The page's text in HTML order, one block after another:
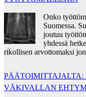
Onko
Suomessa.
joutuu
yhdessä
rikollisen arvottomaksi
PÄÄTOIMITTAJALTA:
VÄKIVALLAN